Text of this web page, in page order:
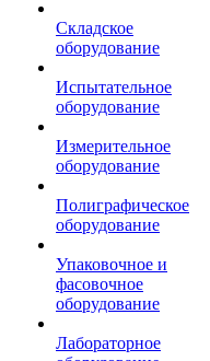
Складское
оборудование
Испытательное
оборудование
Измерительное
оборудование
Полиграфическое
оборудование
Упаковочное и
фасовочное
оборудование
Лабораторное